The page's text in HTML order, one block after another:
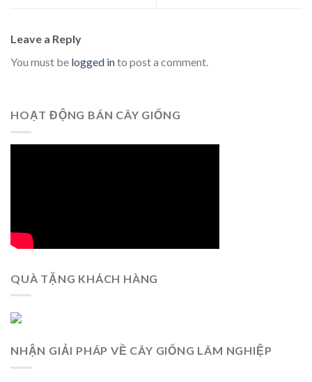
Leave a Reply
You must be logged into post a comment.
HOẠT ĐỘNG BÁN CÂY GIỐNG
QUÀ TẶNG KHÁCH HÀNG
NHẬN GIẢI PHÁP VỀ CÂY GIỐNG LÂM NGHIỆP